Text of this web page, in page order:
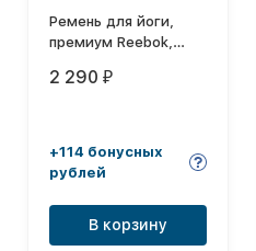
Ремень для йоги,
премиум Reebok,
RAYG-10026
2 290 ₽
+114 бонусных
рублей
В корзину